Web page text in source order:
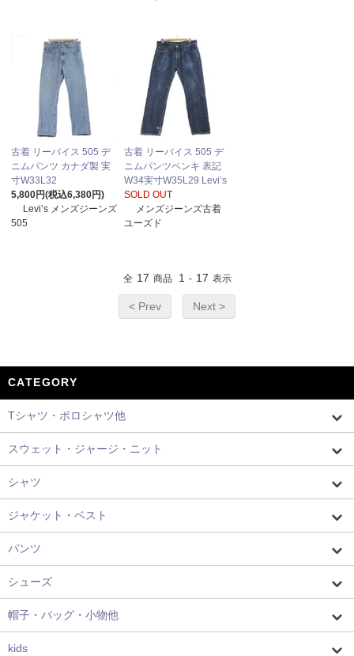
古着 リーバイス 505 デ
ニムパンツ カナダ製 実
寸W33L32
5,800円(税込6,380円)
Levi’s メンズジーンズ
505
古着 リーバイス 505 デ
ニムパンツペンキ 表記
W34実寸W35L29 Levi’s
SOLD OUT
メンズジーンズ古着
ユーズド
全 17 商品 1 - 17 表示
< Prev Next >
CATEGORY
Tシャツ・ポロシャツ他
スウェット・ジャージ・ニット
シャツ
ジャケット・ベスト
パンツ
シューズ
帽子・バッグ・小物他
kids